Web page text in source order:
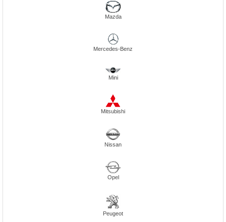
Mazda
Mercedes-Benz
Mini
Mitsubishi
Nissan
Opel
Peugeot